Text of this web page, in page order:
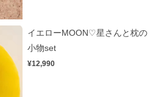
イエローMOON♡星さんと枕の
小物set
¥12,990